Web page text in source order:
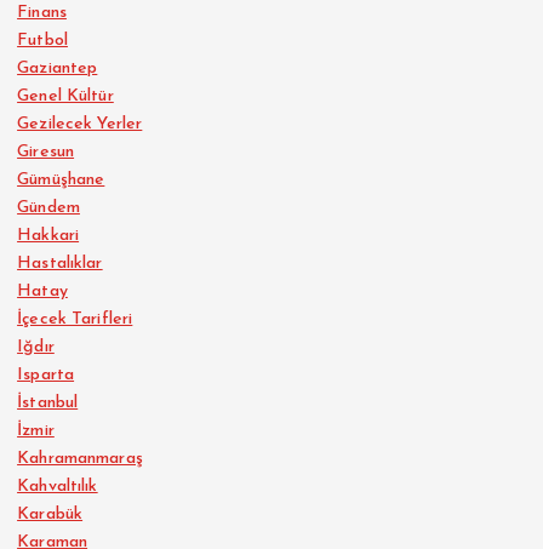
Finans
Futbol
Gaziantep
Genel Kültür
Gezilecek Yerler
Giresun
Gümüşhane
Gündem
Hakkari
Hastalıklar
Hatay
İçecek Tarifleri
Iğdır
Isparta
İstanbul
İzmir
Kahramanmaraş
Kahvaltılık
Karabük
Karaman